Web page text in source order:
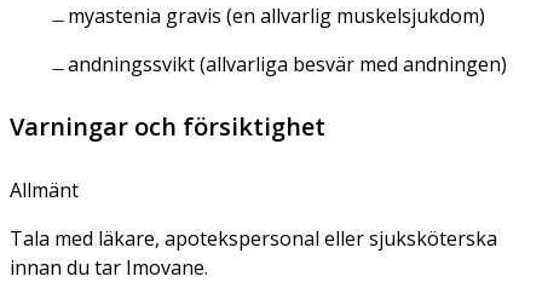
myastenia gravis (en allvarlig muskelsjukdom)
andningssvikt (allvarliga besvär med andningen)
Varningar och försiktighet
Allmänt
Tala med läkare, apotekspersonal eller sjuksköterska
innan du tar Imovane.